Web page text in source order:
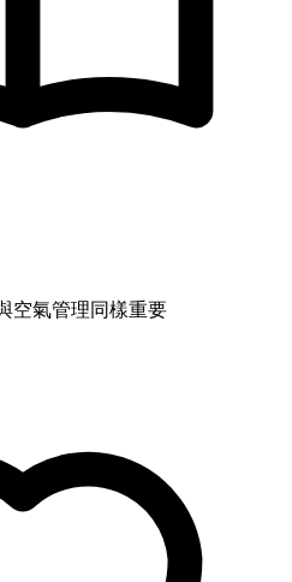
空氣管理同樣重要